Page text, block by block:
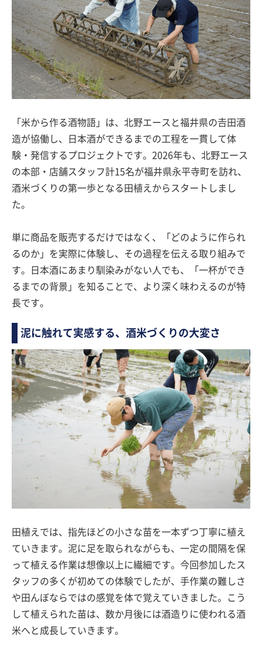
「米から作る酒物語」は、北野エースと福井県の𠮷田酒
造が協働し、日本酒ができるまでの工程を一貫して体
験・発信するプロジェクトです。2026年も、北野エース
の本部・店舗スタッフ計15名が福井県永平寺町を訪れ、
酒米づくりの第一歩となる田植えからスタートしまし
た。
単に商品を販売するだけではなく、「どのように作られ
るのか」を実際に体験し、その過程を伝える取り組みで
す。日本酒にあまり馴染みがない人でも、「一杯ができ
るまでの背景」を知ることで、より深く味わえるのが特
長です。
泥に触れて実感する、酒米づくりの大変さ
田植えでは、指先ほどの小さな苗を一本ずつ丁寧に植え
ていきます。泥に足を取られながらも、一定の間隔を保
って植える作業は想像以上に繊細です。今回参加したス
タッフの多くが初めての体験でしたが、手作業の難しさ
や田んぼならではの感覚を体で覚えていきました。こう
して植えられた苗は、数か月後には酒造りに使われる酒
米へと成長していきます。